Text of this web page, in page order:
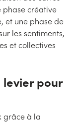
phase créative
et une phase de
les sentiments,
et collectives
levier pour
grâce à la